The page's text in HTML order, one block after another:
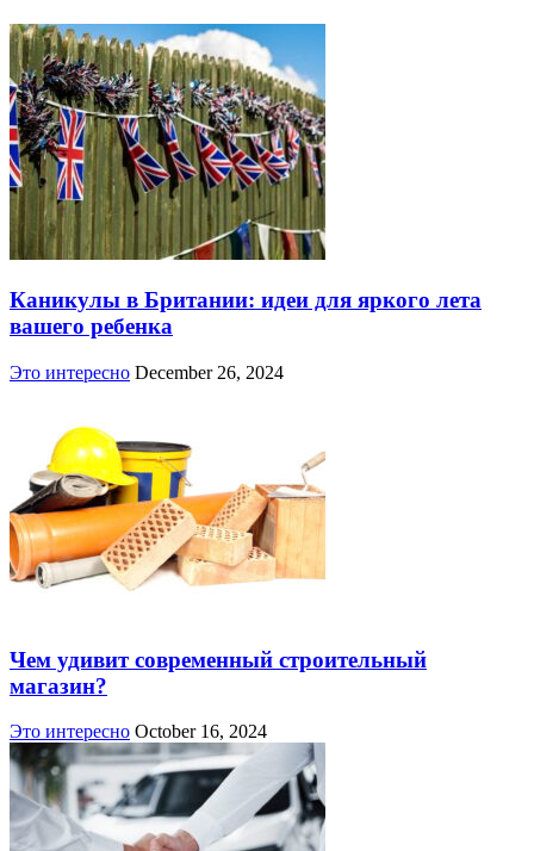
Каникулы в Британии: идеи для яркого лета
вашего ребенка
Это интересно December 26, 2024
Чем удивит современный строительный
магазин?
Это интересно October 16, 2024